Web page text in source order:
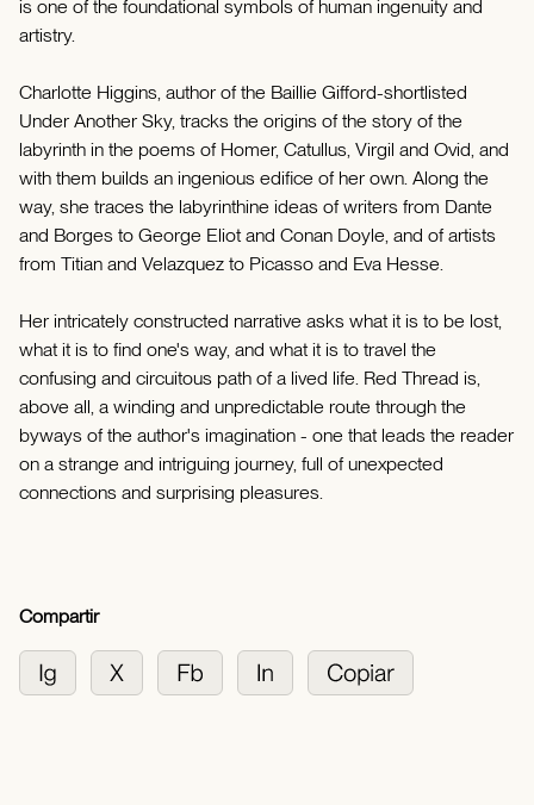
is one of the foundational symbols of human ingenuity and
artistry.
Charlotte Higgins, author of the Baillie Gifford-shortlisted
Under Another Sky, tracks the origins of the story of the
labyrinth in the poems of Homer, Catullus, Virgil and Ovid, and
with them builds an ingenious edifice of her own. Along the
way, she traces the labyrinthine ideas of writers from Dante
and Borges to George Eliot and Conan Doyle, and of artists
from Titian and Velazquez to Picasso and Eva Hesse.
Her intricately constructed narrative asks what it is to be lost,
what it is to find one's way, and what it is to travel the
confusing and circuitous path of a lived life. Red Thread is,
above all, a winding and unpredictable route through the
byways of the author's imagination - one that leads the reader
on a strange and intriguing journey, full of unexpected
connections and surprising pleasures.
Compartir